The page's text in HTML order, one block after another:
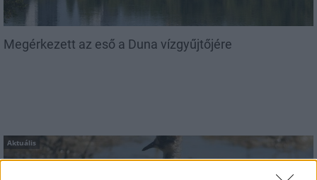
Megérkezett az eső a Duna vízgyűjtőjére
Aktuális